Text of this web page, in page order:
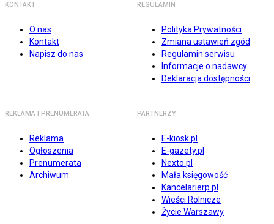
KONTAKT
O nas
Kontakt
Napisz do nas
REGULAMIN
Polityka Prywatności
Zmiana ustawień zgód
Regulamin serwisu
Informacje o nadawcy
Deklaracja dostępności
REKLAMA I PRENUMERATA
Reklama
Ogłoszenia
Prenumerata
Archiwum
PARTNERZY
E-kiosk.pl
E-gazety.pl
Nexto.pl
Mała księgowość
Kancelarierp.pl
Wieści Rolnicze
Życie Warszawy